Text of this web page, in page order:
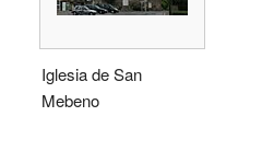
Iglesia de San
Mebeno